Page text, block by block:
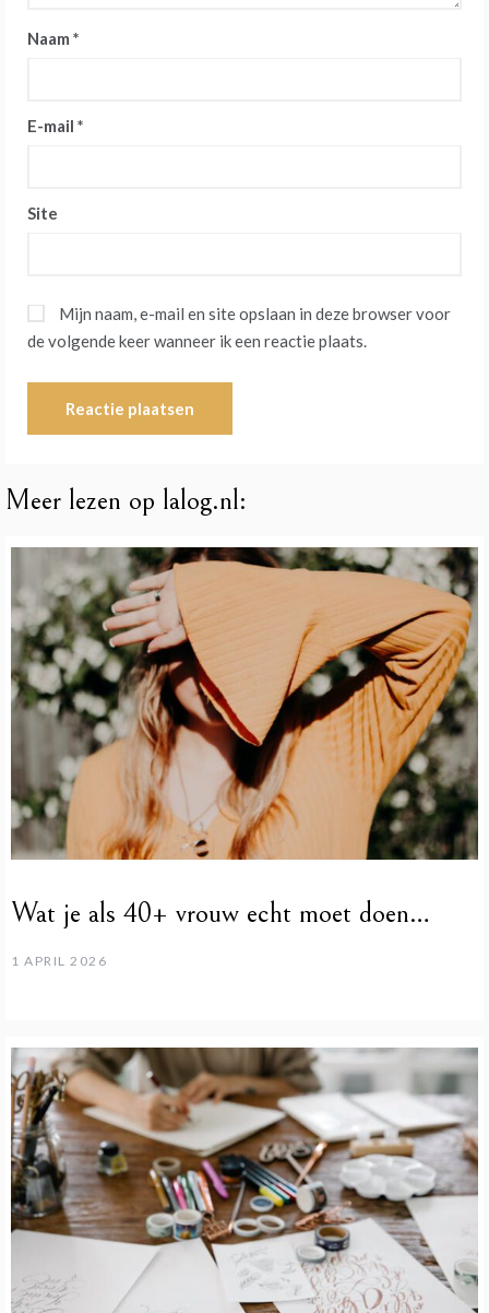
Naam *
E-mail *
Site
Mijn naam, e-mail en site opslaan in deze browser voor
de volgende keer wanneer ik een reactie plaats.
Meer lezen op lalog.nl:
Wat je als 40+ vrouw echt moet doen…
1 APRIL 2026